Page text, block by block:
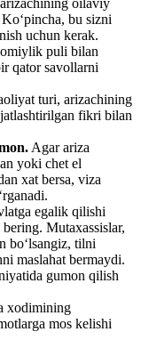
bu sizni
uchun kerak.
puli bilan
qator savollarni
turi, arizachining
fikri bilan
Agar ariza
yoki chet el
xat bersa, viza
egalik qilishi
Mutaxassislar,
bo‘lsangiz, tilni
maslahat bermaydi.
gumon qilish
xodimining
mos kelishi